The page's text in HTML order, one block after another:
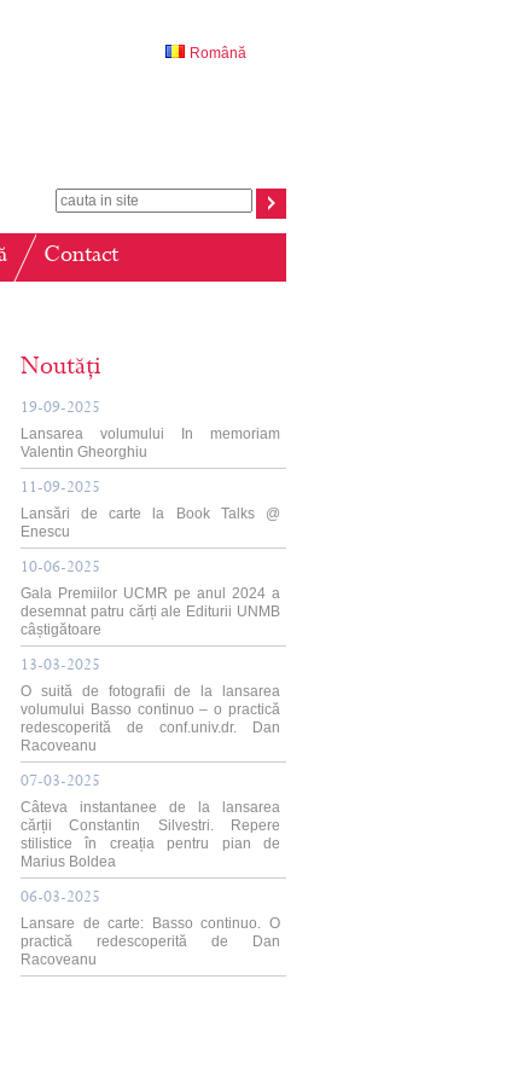
Română
Contact
Noutăți
19-09-2025
Lansarea volumului In memoriam
Valentin Gheorghiu
11-09-2025
Lansări de carte la Book Talks @
Enescu
10-06-2025
Gala Premiilor UCMR pe anul 2024 a
desemnat patru cărți ale Editurii UNMB
câștigătoare
13-03-2025
O suită de fotografii de la lansarea
volumului Basso continuo – o practică
redescoperită de conf.univ.dr. Dan
Racoveanu
07-03-2025
Câteva instantanee de la lansarea
cărții Constantin Silvestri. Repere
stilistice în creația pentru pian de
Marius Boldea
06-03-2025
Lansare de carte: Basso continuo. O
practică redescoperită de Dan
Racoveanu